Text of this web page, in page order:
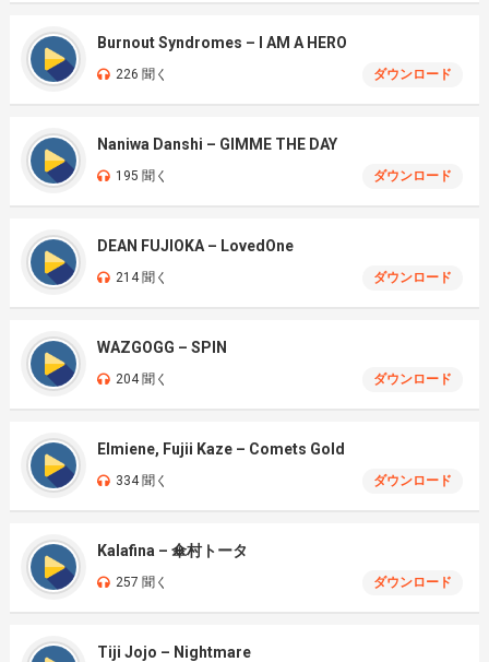
Burnout Syndromes – I AM A HERO
226 聞く ダウンロード
Naniwa Danshi – GIMME THE DAY
195 聞く ダウンロード
DEAN FUJIOKA – LovedOne
214 聞く ダウンロード
WAZGOGG – SPIN
204 聞く ダウンロード
Elmiene, Fujii Kaze – Comets Gold
334 聞く ダウンロード
Kalafina – 傘村トータ
257 聞く ダウンロード
Tiji Jojo – Nightmare